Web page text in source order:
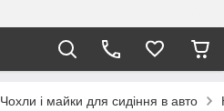
Чохли і майки для сидіння в авто